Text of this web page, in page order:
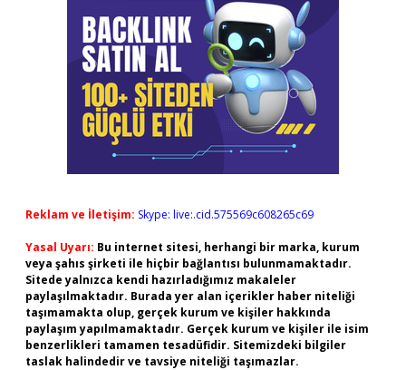
Reklam ve İletişim: Skype: live:.cid.575569c608265c69
Yasal Uyarı: Bu internet sitesi, herhangi bir marka, kurum
veya şahıs şirketi ile hiçbir bağlantısı bulunmamaktadır.
Sitede yalnızca kendi hazırladığımız makaleler
paylaşılmaktadır. Burada yer alan içerikler haber niteliği
taşımamakta olup, gerçek kurum ve kişiler hakkında
paylaşım yapılmamaktadır. Gerçek kurum ve kişiler ile isim
benzerlikleri tamamen tesadüfidir. Sitemizdeki bilgiler
taslak halindedir ve tavsiye niteliği taşımazlar.